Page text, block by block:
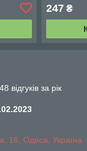
247₴
відгуків за рік
16, Одеса, Україна